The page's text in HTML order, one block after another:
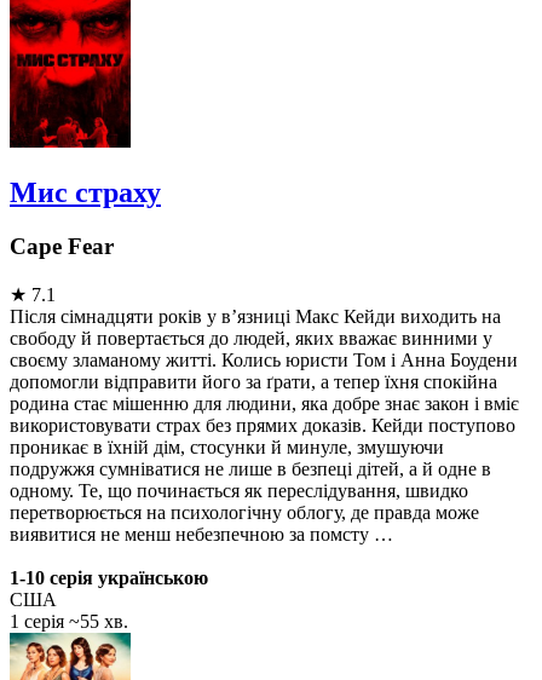
Мис страху
Cape Fear
★ 7.1
Після сімнадцяти років у в’язниці Макс Кейди виходить на
свободу й повертається до людей, яких вважає винними у
своєму зламаному житті. Колись юристи Том і Анна Боудени
допомогли відправити його за ґрати, а тепер їхня спокійна
родина стає мішенню для людини, яка добре знає закон і вміє
використовувати страх без прямих доказів. Кейди поступово
проникає в їхній дім, стосунки й минуле, змушуючи
подружжя сумніватися не лише в безпеці дітей, а й одне в
одному. Те, що починається як переслідування, швидко
перетворюється на психологічну облогу, де правда може
виявитися не менш небезпечною за помсту …
1-10 серія українською
США
1 серія ~55 хв.